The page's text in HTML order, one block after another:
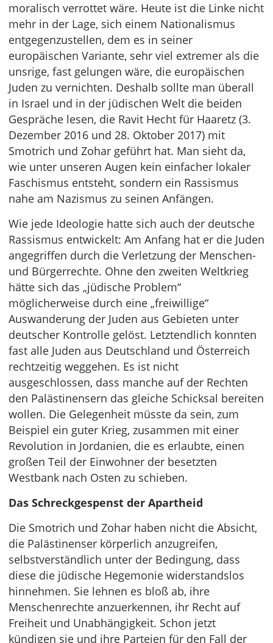
moralisch verrottet wäre. Heute ist die Linke nicht
mehr in der Lage, sich einem Nationalismus
entgegenzustellen, dem es in seiner
europäischen Variante, sehr viel extremer als die
unsrige, fast gelungen wäre, die europäischen
Juden zu vernichten. Deshalb sollte man überall
in Israel und in der jüdischen Welt die beiden
Gespräche lesen, die Ravit Hecht für Haaretz (3.
Dezember 2016 und 28. Oktober 2017) mit
Smotrich und Zohar geführt hat. Man sieht da,
wie unter unseren Augen kein einfacher lokaler
Faschismus entsteht, sondern ein Rassismus
nahe am Nazismus zu seinen Anfängen.
Wie jede Ideologie hatte sich auch der deutsche
Rassismus entwickelt: Am Anfang hat er die Juden
angegriffen durch die Verletzung der Menschen-
und Bürgerrechte. Ohne den zweiten Weltkrieg
hätte sich das „jüdische Problem“
möglicherweise durch eine „freiwillige“
Auswanderung der Juden aus Gebieten unter
deutscher Kontrolle gelöst. Letztendlich konnten
fast alle Juden aus Deutschland und Österreich
rechtzeitig weggehen. Es ist nicht
ausgeschlossen, dass manche auf der Rechten
den Palästinensern das gleiche Schicksal bereiten
wollen. Die Gelegenheit müsste da sein, zum
Beispiel ein guter Krieg, zusammen mit einer
Revolution in Jordanien, die es erlaubte, einen
großen Teil der Einwohner der besetzten
Westbank nach Osten zu schieben.
Das Schreckgespenst der Apartheid
Die Smotrich und Zohar haben nicht die Absicht,
die Palästinenser körperlich anzugreifen,
selbstverständlich unter der Bedingung, dass
diese die jüdische Hegemonie widerstandslos
hinnehmen. Sie lehnen es bloß ab, ihre
Menschenrechte anzuerkennen, ihr Recht auf
Freiheit und Unabhängigkeit. Schon jetzt
kündigen sie und ihre Parteien für den Fall der